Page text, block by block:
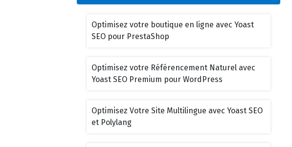
Optimisez votre boutique en ligne avec Yoast
SEO pour PrestaShop
Optimisez votre Référencement Naturel avec
Yoast SEO Premium pour WordPress
Optimisez Votre Site Multilingue avec Yoast SEO
et Polylang